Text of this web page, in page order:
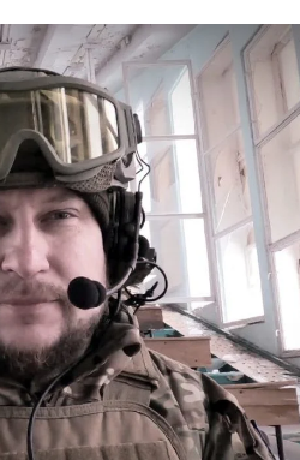
Лайф стайл
Здоровье
Помощь проекту
Стиль Диалога
Шоу-биз
Культура
Общество
Авторское
Мнение
Блоги
ИноСМИ